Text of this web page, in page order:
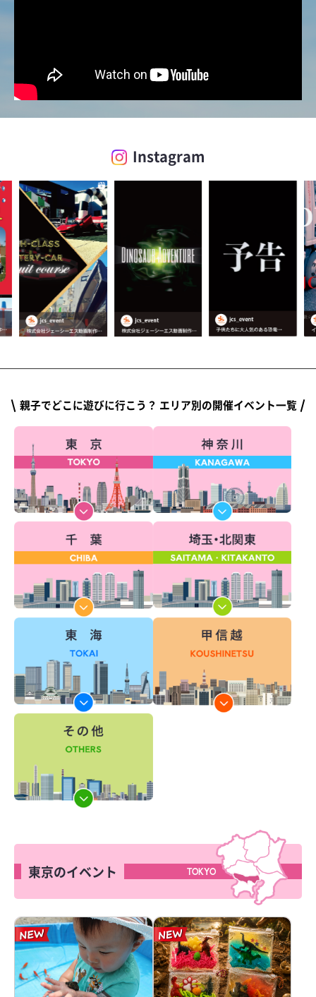
Instagram
親子でどこに遊びに行こう？ エリア別の開催イベント一覧
東京のイベント TOKYO